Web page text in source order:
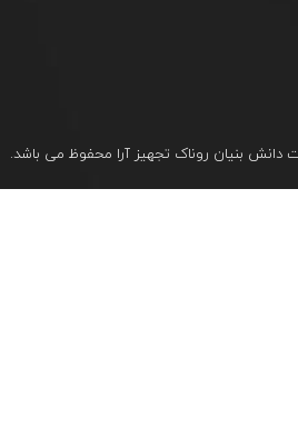
بنیان روناک تجهیز آرا محفوظ می باشد.